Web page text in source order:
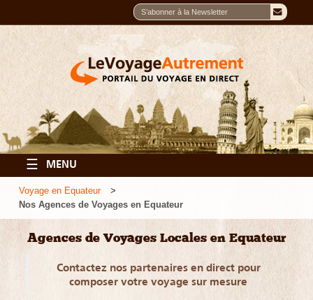
☰ MENU
Voyage en Equateur
Nos Agences de Voyages en Equateur
Agences de Voyages Locales en Equateur
Contactez nos partenaires en direct pour
composer votre voyage sur mesure